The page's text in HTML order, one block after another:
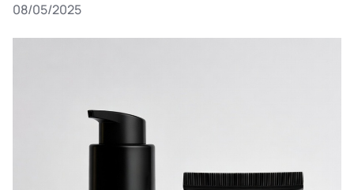
08/05/2025